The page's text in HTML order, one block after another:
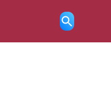
Ricerca
aperta